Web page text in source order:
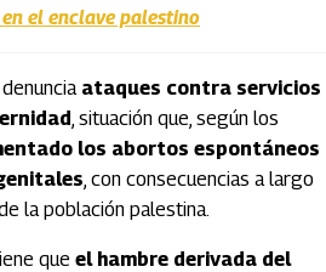
el enclave palestino
ataques contra servicios
, situación que, según los
los abortos espontáneos
, con consecuencias a largo
la población palestina.
que el hambre derivada del